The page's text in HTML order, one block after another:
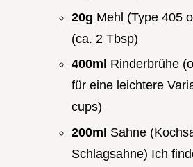
20g Mehl (Type 405
(ca. 2 Tbsp)
400ml Rinderbrühe
für eine leichtere
cups)
200ml Sahne
Schlagsahne) Ich